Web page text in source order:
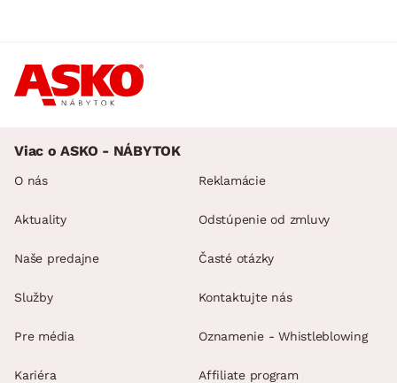
Viac o ASKO - NÁBYTOK
O nás
Aktuality
Naše predajne
Služby
Pre média
Kariéra
Reklamácie
Odstúpenie od zmluvy
Časté otázky
Kontaktujte nás
Oznamenie - Whistleblowing
Affiliate program